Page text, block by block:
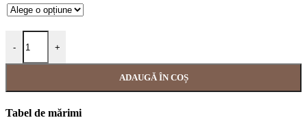
- +
ADAUGĂ ÎN COȘ
Tabel de mărimi